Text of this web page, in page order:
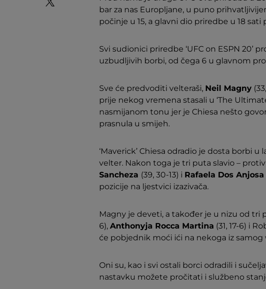
bar za nas Europljane, u puno
počinje u 15, a glavni dio priredbe u 18
Svi sudionici priredbe ‘UFC on ESPN 20’
uzbudljivih borbi, od čega 6 u glavnom
Sve će predvoditi velteraši, Neil Magny
prije nekog vremena stasali u ‘The
nasmijanom tonu jer je Chiesa nešto
prasnula u smijeh.
‘Maverick’ Chiesa odradio je dosta borbi
velter. Nakon toga je tri puta slavio – protiv
Sancheza (39, 30-13) i Rafaela Dos Anjosa
pozicije na ljestvici izazivača.
Magny je deveti, a također je u nizu od tri
6), Anthonyja Rocca Martina (31, 17-6) i
će pobjednik moći ići na nekoga iz samog
Oni su, kao i svi ostali borci odradili i
nastavku možete pročitati i službeno